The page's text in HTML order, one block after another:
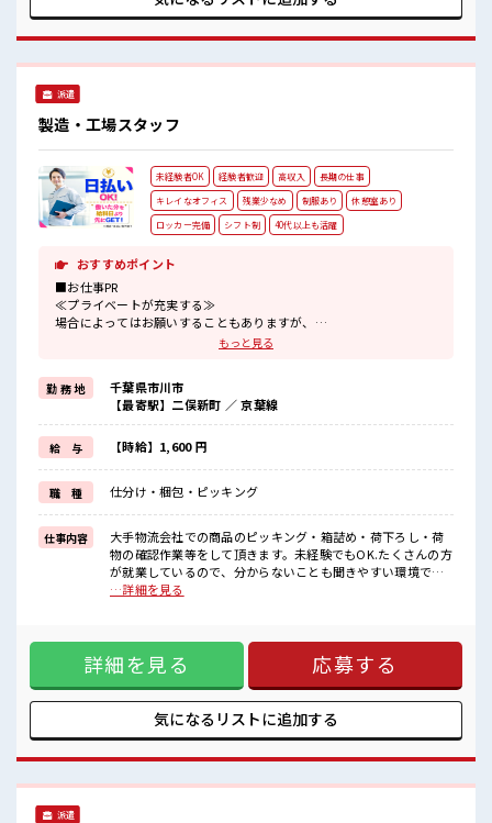
派遣
製造・工場スタッフ
未経験者OK 経験者歓迎 高収入
長期の仕事
キレイなオフィス
残業少なめ 制服あり
休憩室あり
ロッカー完備
シフト制 40代以上も活躍
おすすめポイント
■お仕事PR
≪プライベートが充実する≫
場合によってはお願いすることもありますが、
制服があるので、
毎日の服装の悩み解消♪
≪初めての仕事だけど自分にもできそう≫
新しいことにチャレンジするのは不安だけど、
しっかり働く環境が整っています！
イチからスキルUP・ステップUP目指していきましょう！
≪自分に向いている仕事が探せる≫
困った事などがあれば、
担当がしっかりサポートします！
■職場の雰囲気
一息つける休憩スペースもあります！
職場にはロッカー完備！
プライベートも謳歌できる☆
もっと見る
勤 務 地
千葉県市川市
【最寄駅】二俣新町 ／ 京葉線
給 与 【時給】1,600 円
職 種 仕分け・梱包・ピッキング
仕事内容
大手物流会社での商品のピッキング・箱詰め・荷下ろし・荷
物の確認作業等をして頂きます。未経験でもOK.たくさんの方
が就業しているので、分からないことも聞きやすい環境で
す。 ■お仕事PR ≪プライベートが充実する≫ 場合によっては
初めての仕事だけど自分にもできそう≫ 新しいことにチャレ
ンジするのは不安だけど、 しっかり働く環境が整っていま
す！ イチからスキルUP・ステップUP目指していきましょ
う！ ≪自分に向いている仕事が探せる≫ 困った事などがあれ
ば、 担当がしっかりサポートします！ ■職場の雰囲気 一息つ
ける休憩スペースもあります！ 職場にはロッカー完備！ 私物
ライベートも謳歌できる☆
…詳細を見る
詳細を見る 応募する
気になるリストに追加する
派遣